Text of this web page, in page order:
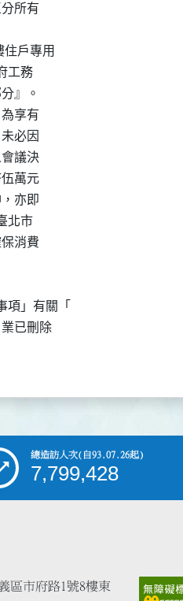
分所有
住戶專用
工務
』。
為享有
必因
會議決
伍萬元
，亦即
北市
保消費
項」有關「
已刪除
總造訪人次(自93.07.26起)
7,799,428
區市府路1號8樓東